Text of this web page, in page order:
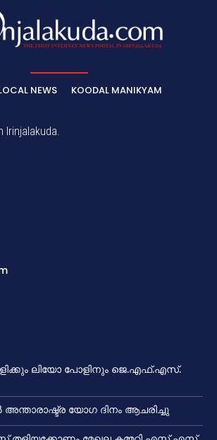
NEWS KOODAL MANIKYAM
Irinjalakuda.
ലിയോ പോളിനും ജെ.എഫ്.എസ്.
അന്താരാഷ്ട്ര യോഗ ദിനം ആചരിച്ചു